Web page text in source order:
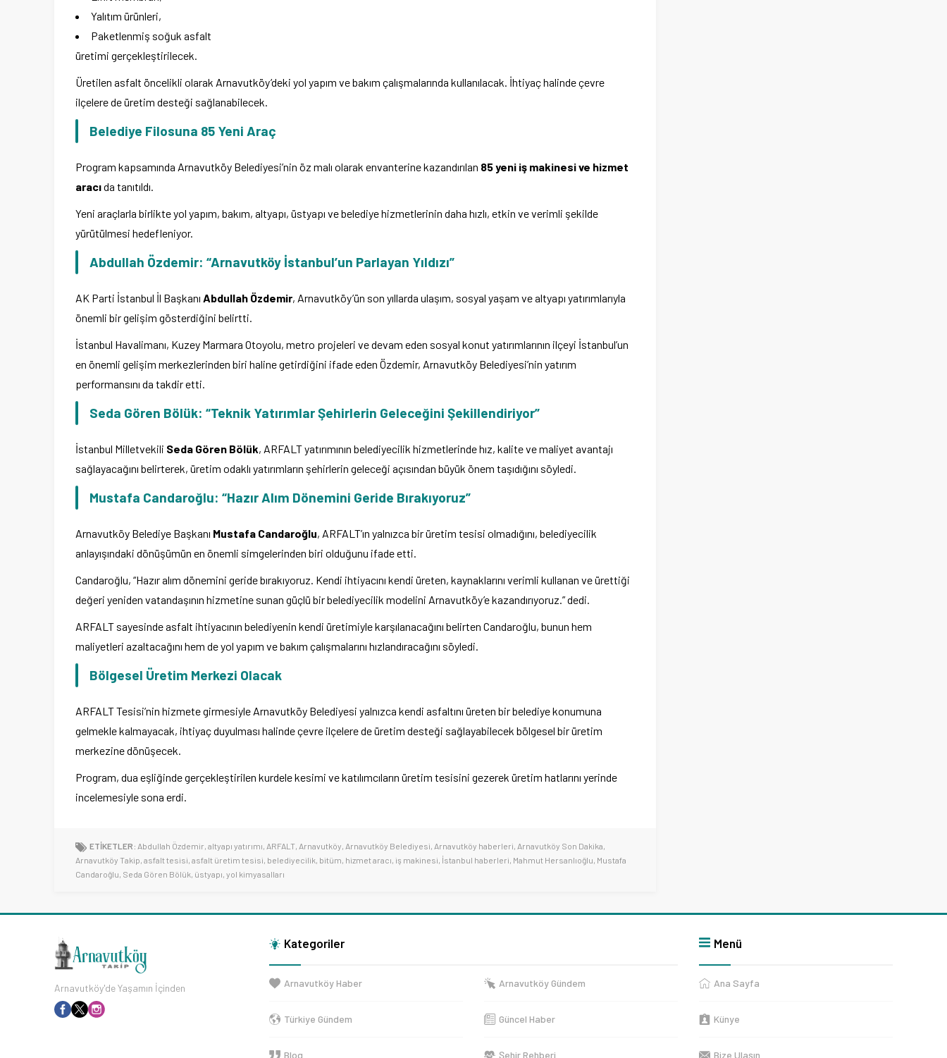
Yalıtım ürünleri,
Paketlenmiş soğuk asfalt
üretimi gerçekleştirilecek.
Üretilen asfalt öncelikli olarak Arnavutköy’deki yol yapım ve bakım çalışmalarında kullanılacak. İhtiyaç halinde çevre
ilçelere de üretim desteği sağlanabilecek.
Belediye Filosuna 85 Yeni Araç
Program kapsamında Arnavutköy Belediyesi’nin öz malı olarak envanterine kazandırılan 85 yeni iş makinesi ve hizmet
aracıda tanıtıldı.
Yeni araçlarla birlikte yol yapım, bakım, altyapı, üstyapı ve belediye hizmetlerinin daha hızlı, etkin ve verimli şekilde
yürütülmesi hedefleniyor.
Abdullah Özdemir: “Arnavutköy İstanbul’un Parlayan Yıldızı”
AK Parti İstanbul İl Başkanı Abdullah Özdemir, Arnavutköy’ün son yıllarda ulaşım, sosyal yaşam ve altyapı yatırımlarıyla
önemli bir gelişim gösterdiğini belirtti.
İstanbul Havalimanı, Kuzey Marmara Otoyolu, metro projeleri ve devam eden sosyal konut yatırımlarının ilçeyi İstanbul’un
en önemli gelişim merkezlerinden biri haline getirdiğini ifade eden Özdemir, Arnavutköy Belediyesi’nin yatırım
performansını da takdir etti.
Seda Gören Bölük: “Teknik Yatırımlar Şehirlerin Geleceğini Şekillendiriyor”
İstanbul Milletvekili Seda Gören Bölük, ARFALT yatırımının belediyecilik hizmetlerinde hız, kalite ve maliyet avantajı
sağlayacağını belirterek, üretim odaklı yatırımların şehirlerin geleceği açısından büyük önem taşıdığını söyledi.
Mustafa Candaroğlu: “Hazır Alım Dönemini Geride Bırakıyoruz”
Arnavutköy Belediye Başkanı Mustafa Candaroğlu, ARFALT’ın yalnızca bir üretim tesisi olmadığını, belediyecilik
anlayışındaki dönüşümün en önemli simgelerinden biri olduğunu ifade etti.
Candaroğlu, “Hazır alım dönemini geride bırakıyoruz. Kendi ihtiyacını kendi üreten, kaynaklarını verimli kullanan ve ürettiği
değeri yeniden vatandaşının hizmetine sunan güçlü bir belediyecilik modelini Arnavutköy’e kazandırıyoruz.” dedi.
ARFALT sayesinde asfalt ihtiyacının belediyenin kendi üretimiyle karşılanacağını belirten Candaroğlu, bunun hem
maliyetleri azaltacağını hem de yol yapım ve bakım çalışmalarını hızlandıracağını söyledi.
Bölgesel Üretim Merkezi Olacak
ARFALT Tesisi’nin hizmete girmesiyle Arnavutköy Belediyesi yalnızca kendi asfaltını üreten bir belediye konumuna
gelmekle kalmayacak, ihtiyaç duyulması halinde çevre ilçelere de üretim desteği sağlayabilecek bölgesel bir üretim
merkezine dönüşecek.
Program, dua eşliğinde gerçekleştirilen kurdele kesimi ve katılımcıların üretim tesisini gezerek üretim hatlarını yerinde
incelemesiyle sona erdi.
ETİKETLER: Abdullah Özdemir, altyapı yatırımı, ARFALT, Arnavutköy, Arnavutköy Belediyesi, Arnavutköy haberleri, Arnavutköy Son Dakika,
Arnavutköy Takip, asfalt tesisi, asfalt üretim tesisi, belediyecilik, bitüm, hizmet aracı, iş makinesi, İstanbul haberleri, Mahmut Hersanlıoğlu, Mustafa
Candaroğlu, Seda Gören Bölük, üstyapı, yol kimyasalları
Arnavutköy'de Yaşamın İçinden
Kategoriler
Arnavutköy Haber Arnavutköy Gündem
Türkiye Gündem Güncel Haber
Blog Şehir Rehberi
Menü
Ana Sayfa
Künye
Bize Ulaşın